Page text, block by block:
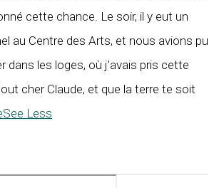
cette chance. Le soir, il y eut un
au Centre des Arts, et nous avions pu
dans les loges, où j’avais pris cette
cher Claude, et que la terre te soit
See Less